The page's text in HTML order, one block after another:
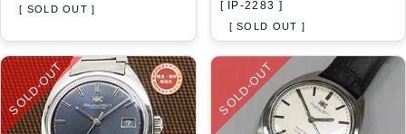
[ SOLD OUT ] [ IP-2283 ]
[ SOLD OUT ]
SOLD-OUT SOLD-OUT